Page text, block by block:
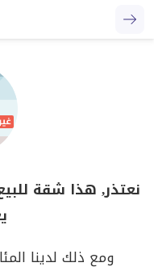
نعتذر, هذا شقة
ومع ذلك لدينا